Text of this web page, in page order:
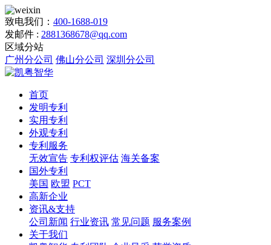
致电我们： 400-1688-019
发邮件 : 2881368678@qq.com
区域分站
广州分公司 佛山分公司 深圳分公司
首页
发明专利
实用专利
外观专利
专利服务
无效宣告 专利权评估 海关备案
国外专利
美国 欧盟 PCT
高新企业
资讯&支持
公司新闻 行业资讯 常见问题 服务案例
关于我们